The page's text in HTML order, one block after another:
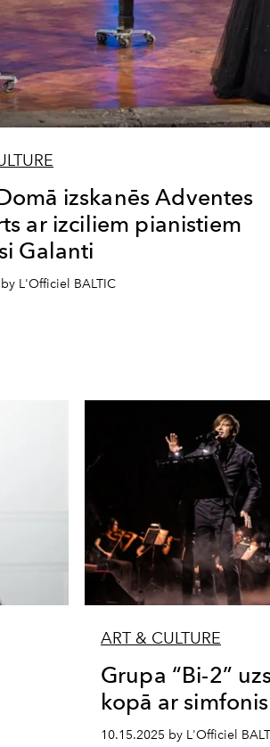
izskanēs Adventes
ar izciliem pianistiem
Galanti
L'Officiel BALTIC
ART & CULTURE
Grupa “Bi-2”
kopā ar
10.15.2025 by L'Officiel